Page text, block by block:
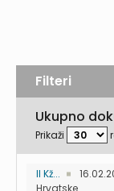
Ukupno
Prikaži
II Kž...
Hrvatske
Filteri